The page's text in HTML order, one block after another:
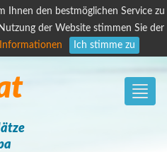
Ihnen den bestmöglichen Service zu
der Website stimmen Sie der
Ich stimme zu
Toggle